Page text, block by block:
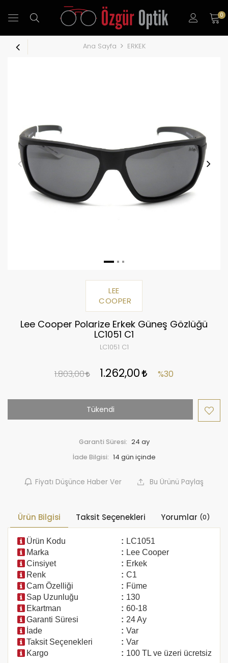
0
Ana Sayfa ERKEK
LEE
COOPER
Lee Cooper Polarize Erkek Güneş Gözlüğü
LC1051 C1
LC1051 C1
1.803,00 1.262,00 %30
Tükendi
Garanti Süresi: 24 ay
İade Bilgisi:
Fiyatı Düşünce Haber Ver Bu Ürünü Paylaş
Ürün Bilgisi Taksit Seçenekleri Yorumlar (0)
Ürün Kodu : LC1051
Marka
: Lee Cooper
Cinsiyet
: Erkek
Renk
: C1
Cam Özelliği
: Füme
Sap Uzunluğu
: 130
Ekartman
: 60-18
Garanti Süresi
: 24 Ay
İade
: Var
Taksit Seçenekleri
: Var
Kargo
: 100 TL ve üzeri ücretsiz